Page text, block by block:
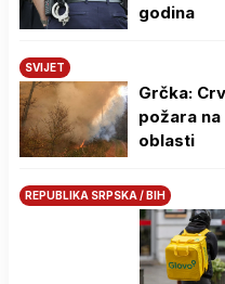
godina
SVIJET
Grčka:
požara
oblasti
REPUBLIKA SRPSKA / BIH